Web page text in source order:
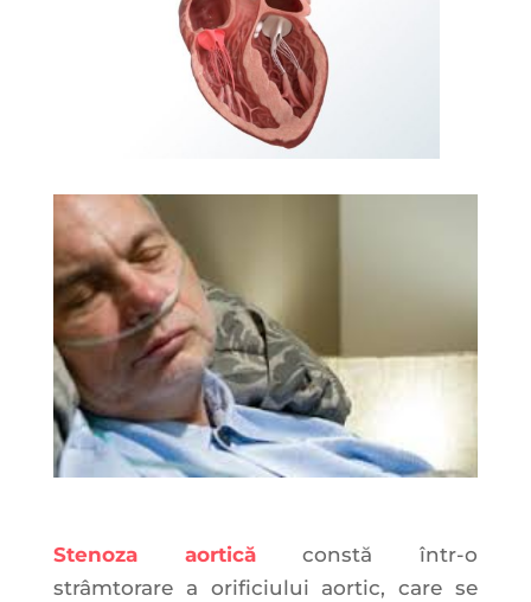
Stenoza aorticăconstă într-o
strâmtorare a orificiului aortic, care se